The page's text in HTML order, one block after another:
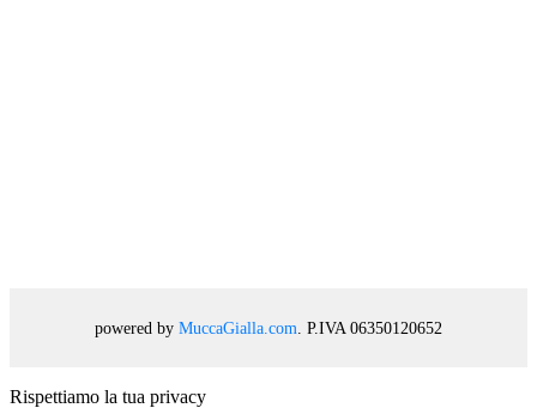
powered by MuccaGialla.com . P.IVA 06350120652
Rispettiamo la tua privacy